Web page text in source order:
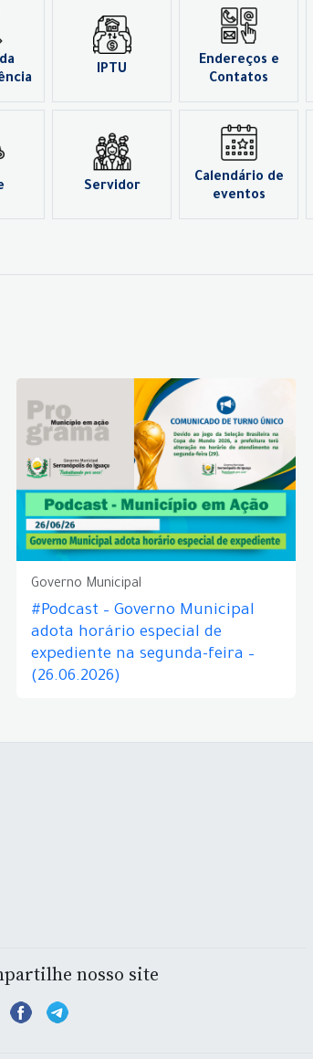
IPTU
Endereços e
Contatos
Servidor
Calendário de
eventos
Governo Municipal
#Podcast – Governo Municipal
adota horário especial de
expediente na segunda-feira –
(26.06.2026)
nosso site